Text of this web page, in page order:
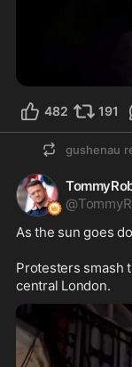
482 191
gushenau
@
As the sun goes
Protesters smash
central London.